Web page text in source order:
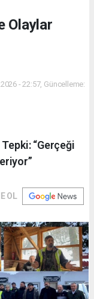
Olaylar
- 22:57, Güncelleme:
Tepki: “Gerçeği
OL